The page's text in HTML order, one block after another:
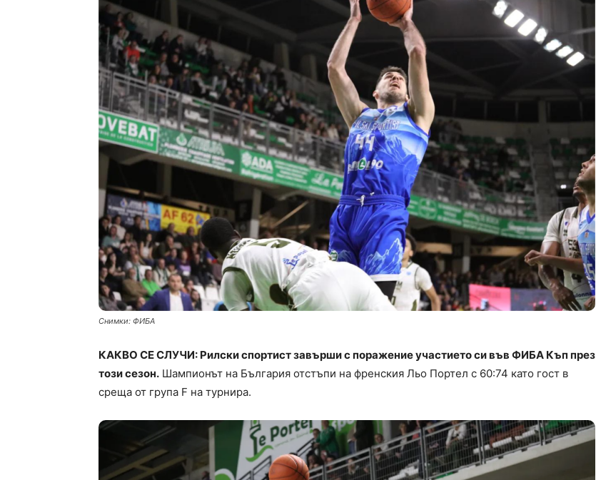
Снимки: ФИБА
КАКВО СЕ СЛУЧИ: Рилски спортист завърши с поражение участието си във ФИБА Къп през
този сезон. Шампионът на България отстъпи на френския Льо Портел с 60:74 като гост в
среща от група F на турнира.